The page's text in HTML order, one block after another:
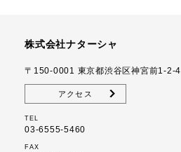
株式会社ナターシャ
〒150-0001 東京都渋谷区神宮前1-2-4
アクセス
TEL
03-6555-5460
FAX